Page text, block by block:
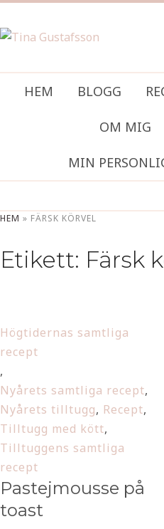
HEM BLOGG
OM MIG
MIN
HEM » FÄRSK KÖRVEL
Etikett: Färsk
Högtidernas samtliga
recept
,
Nyårets samtliga recept,
Nyårets tilltugg, Recept,
Tilltugg med kött,
Tilltuggens samtliga
recept
Pastejmousse på
toast